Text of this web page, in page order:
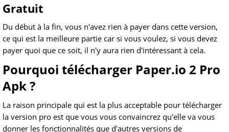
Gratuit
Du début à la fin, vous n'avez rien à payer dans cette version,
ce qui est la meilleure partie car si vous voulez, si vous devez
payer quoi que ce soit, il n'y aura rien d'intéressant à cela.
Pourquoi télécharger Paper.io 2 Pro
Apk ?
La raison principale qui est la plus acceptable pour télécharger
la version pro est que vous vous convaincrez qu'elle va vous
donner les fonctionnalités que d'autres versions de